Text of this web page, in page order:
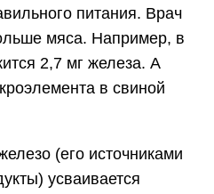
питания. Врач
мяса. Например, в
2,7 мг железа. А
в свиной
(его источниками
усваивается